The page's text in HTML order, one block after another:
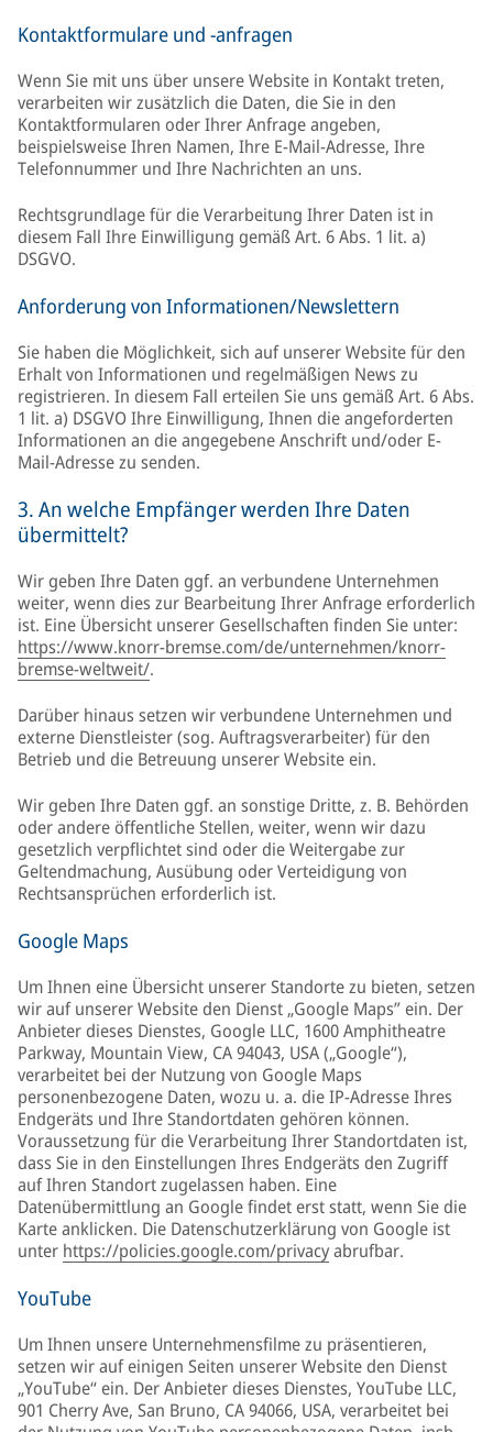
Kontaktformulare und -anfragen
Wenn Sie mit uns über unsere Website in Kontakt treten,
verarbeiten wir zusätzlich die Daten, die Sie in den
Kontaktformularen oder Ihrer Anfrage angeben,
beispielsweise Ihren Namen, Ihre E-Mail-Adresse, Ihre
Telefonnummer und Ihre Nachrichten an uns.
Rechtsgrundlage für die Verarbeitung Ihrer Daten ist in
diesem Fall Ihre Einwilligung gemäß Art. 6 Abs. 1 lit. a)
DSGVO.
Anforderung von Informationen/Newslettern
Sie haben die Möglichkeit, sich auf unserer Website für den
Erhalt von Informationen und regelmäßigen News zu
registrieren. In diesem Fall erteilen Sie uns gemäß Art. 6 Abs.
1 lit. a) DSGVO Ihre Einwilligung, Ihnen die angeforderten
Informationen an die angegebene Anschrift und/oder E-
Mail-Adresse zu senden.
3. An welche Empfänger werden Ihre Daten
übermittelt?
Wir geben Ihre Daten ggf. an verbundene Unternehmen
weiter, wenn dies zur Bearbeitung Ihrer Anfrage erforderlich
ist. Eine Übersicht unserer Gesellschaften finden Sie unter:
https://www.knorr-bremse.com/de/unternehmen/knorr-
bremse-weltweit/.
Darüber hinaus setzen wir verbundene Unternehmen und
externe Dienstleister (sog. Auftragsverarbeiter) für den
Betrieb und die Betreuung unserer Website ein.
Wir geben Ihre Daten ggf. an sonstige Dritte, z. B. Behörden
oder andere öffentliche Stellen, weiter, wenn wir dazu
gesetzlich verpflichtet sind oder die Weitergabe zur
Geltendmachung, Ausübung oder Verteidigung von
Rechtsansprüchen erforderlich ist.
Google Maps
Um Ihnen eine Übersicht unserer Standorte zu bieten, setzen
wir auf unserer Website den Dienst „Google Maps” ein. Der
Anbieter dieses Dienstes, Google LLC, 1600 Amphitheatre
Parkway, Mountain View, CA 94043, USA („Google“),
verarbeitet bei der Nutzung von Google Maps
personenbezogene Daten, wozu u. a. die IP-Adresse Ihres
Endgeräts und Ihre Standortdaten gehören können.
Voraussetzung für die Verarbeitung Ihrer Standortdaten ist,
dass Sie in den Einstellungen Ihres Endgeräts den Zugriff
auf Ihren Standort zugelassen haben. Eine
Datenübermittlung an Google findet erst statt, wenn Sie die
Karte anklicken. Die Datenschutzerklärung von Google ist
unter https://policies.google.com/privacyabrufbar.
YouTube
Um Ihnen unsere Unternehmensfilme zu präsentieren,
setzen wir auf einigen Seiten unserer Website den Dienst
„YouTube“ ein. Der Anbieter dieses Dienstes, YouTube LLC,
901 Cherry Ave, San Bruno, CA 94066, USA, verarbeitet bei